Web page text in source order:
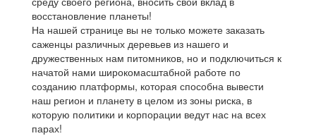
восстановление планеты!
На нашей странице вы не только можете заказать
саженцы различных деревьев из нашего и
дружественных нам питомников, но и подключиться к
начатой нами широкомасштабной работе по
созданию платформы, которая способна вывести
наш регион и планету в целом из зоны риска, в
которую политики и корпорации ведут нас на всех
парах!